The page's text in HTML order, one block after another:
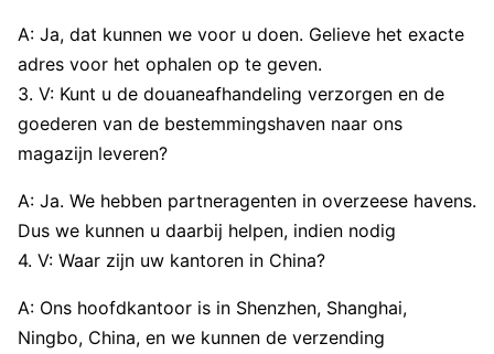
A: Ja, dat kunnen we voor u doen. Gelieve het exacte
adres voor het ophalen op te geven.
3. V: Kunt u de douaneafhandeling verzorgen en de
goederen van de bestemmingshaven naar ons
magazijn leveren?
A: Ja. We hebben partneragenten in overzeese havens.
Dus we kunnen u daarbij helpen, indien nodig
4. V: Waar zijn uw kantoren in China?
A: Ons hoofdkantoor is in Shenzhen, Shanghai,
Ningbo, China, en we kunnen de verzending